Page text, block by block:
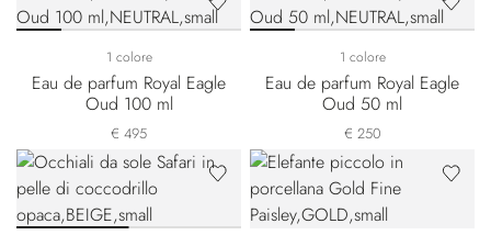
1 colore
Eau de parfum Royal Eagle
Oud 100 ml
€ 495
1 colore
Eau de parfum Royal Eagle
Oud 50 ml
€ 250